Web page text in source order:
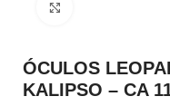
ÓCULOS
KALIPSO – CA